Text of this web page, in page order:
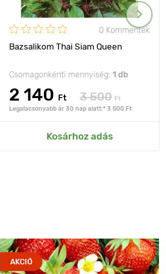
0 Kommentek
Bazsalikom Thai Siam Queen
Csomagonkénti mennyiség: 1 db
2 140 Ft 3 500 Ft
Legalacsonyabb ár 30 nap alatt:* 3 500 Ft
Kosárhoz adás
AKCIÓ